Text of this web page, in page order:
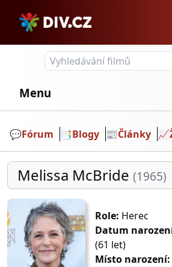
Menu
💬️Fórum 📑Blogy 📰Články 📈
Melissa McBride (1965)
Role: Herec
Datum
(61 let)
Místo narození: